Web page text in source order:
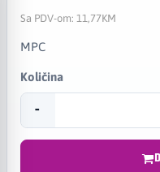
Sa PDV-om: 11,77KM
MPC
Količina
-